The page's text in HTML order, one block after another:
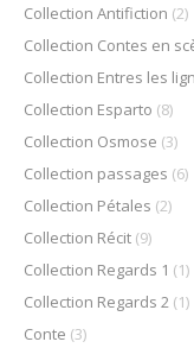
Collection Antifiction (2)
Collection Contes en
Collection Entres les
Collection Esparto (8)
Collection Osmose (3)
Collection passages (6)
Collection Pétales (2)
Collection Récit (9)
Collection Regards 1 (1)
Collection Regards 2 (1)
Conte (3)